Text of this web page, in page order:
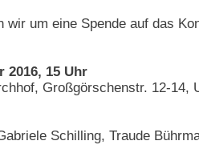
wir um eine Spende auf das
2016, 15 Uhr
Großgörschenstr. 12-14,
Schilling, Traude